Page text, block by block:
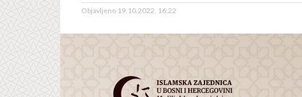
Objavljeno 19.10.2022. 16:22